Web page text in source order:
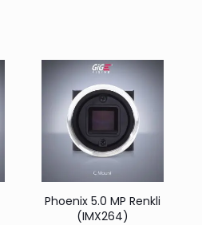
Phoenix 5.0 MP Renkli
(IMX264)